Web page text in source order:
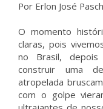
Por Erlon José
O momento
claras, pois
no Brasil,
construir uma
atropelada
com o golpe